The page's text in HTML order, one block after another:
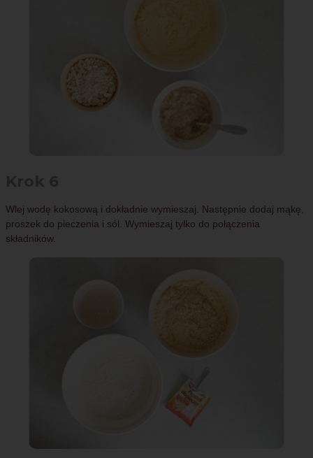
Wlej wodę kokosową i dokładnie wymieszaj. Następnie dodaj mąkę,
proszek do pieczenia i sól. Wymieszaj tylko do połączenia
składników.